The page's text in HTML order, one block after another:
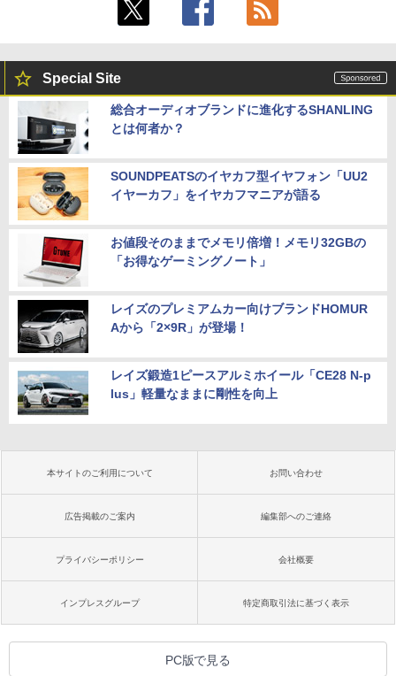
Special Site
総合オーディオブランドに進化するSHANLING
とは何者か？
SOUNDPEATSのイヤカフ型イヤフォン「UU2
イヤーカフ」をイヤカフマニアが語る
お値段そのままでメモリ倍増！メモリ32GBの
「お得なゲーミングノート」
レイズのプレミアムカー向けブランドHOMUR
Aから「2×9R」が登場！
レイズ鍛造1ピースアルミホイール「CE28 N-p
lus」軽量なままに剛性を向上
本サイトのご利用について お問い合わせ
広告掲載のご案内 編集部へのご連絡
プライバシーポリシー 会社概要
インプレスグループ 特定商取引法に基づく表示
PC版で見る